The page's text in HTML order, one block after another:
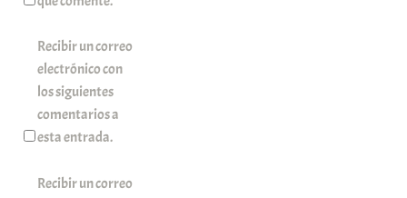
Recibir un correo
electrónico con
los siguientes
comentarios a
esta entrada.
Recibir un correo